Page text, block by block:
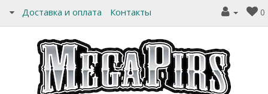
Доставка и оплата Контакты 0